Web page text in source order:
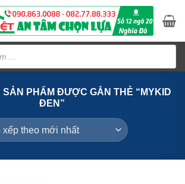
SẢN PHẨM ĐƯỢC GẮN THẺ “MYKID
ĐEN”